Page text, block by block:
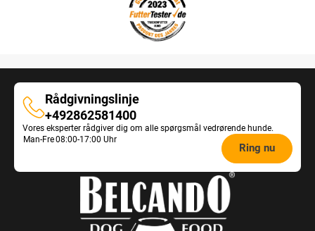
Rådgivningslinje
Rådgivningslinje
+492862581400
Vores eksperter rådgiver dig om alle spørgsmål vedrørende hunde.
Opening
Man-Fre08:00-17:00 Uhr
Ring nu